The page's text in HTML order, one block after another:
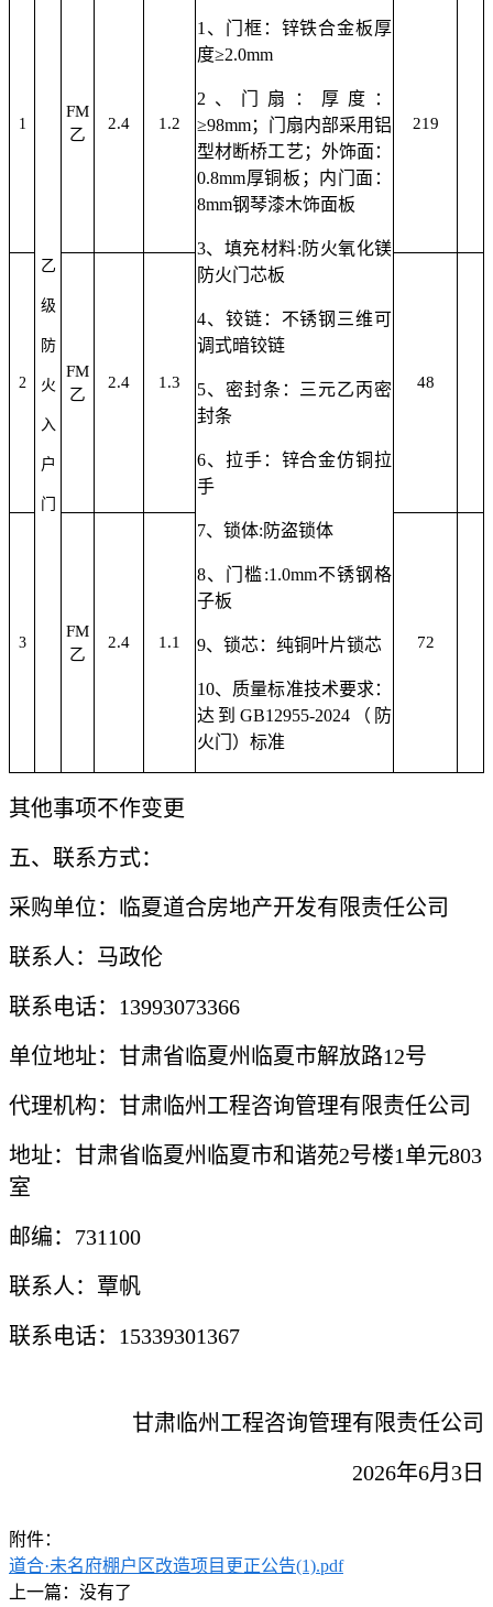
1
乙
级
防
火
入
户
门
FM
乙
2.4 1.2
1、门框：锌铁合金板厚
度≥2.0mm
2、门扇：厚度：
≥98mm；门扇内部采用铝
型材断桥工艺；外饰面：
0.8mm厚铜板；内门面：
8mm钢琴漆木饰面板
3、填充材料:防火氧化镁
防火门芯板
4、铰链：不锈钢三维可
调式暗铰链
5、密封条：三元乙丙密
封条
6、拉手：锌合金仿铜拉
手
7、锁体:防盗锁体
8、门槛:1.0mm不锈钢格
子板
9、锁芯：纯铜叶片锁芯
10、质量标准技术要求：
达到GB12955-2024（防
火门）标准
219
2
FM
乙
2.4 1.3 48
3
FM
乙
2.4 1.1 72
其他事项不作变更
五、联系方式：
采购单位：临夏道合房地产开发有限责任公司
联系人：马政伦
联系电话： 13993073366
单位地址：甘肃省临夏州临夏市解放路12号
代理机构：甘肃临州工程咨询管理有限责任公司
地址：甘肃省临夏州临夏市和谐苑2号楼1单元803
室
邮编： 731100
联系人：覃帆
联系电话： 15339301367
甘肃临州工程咨询管理有限责任公司
2026年6月3日
附件：
道合·未名府棚户区改造项目更正公告(1).pdf
上一篇：没有了